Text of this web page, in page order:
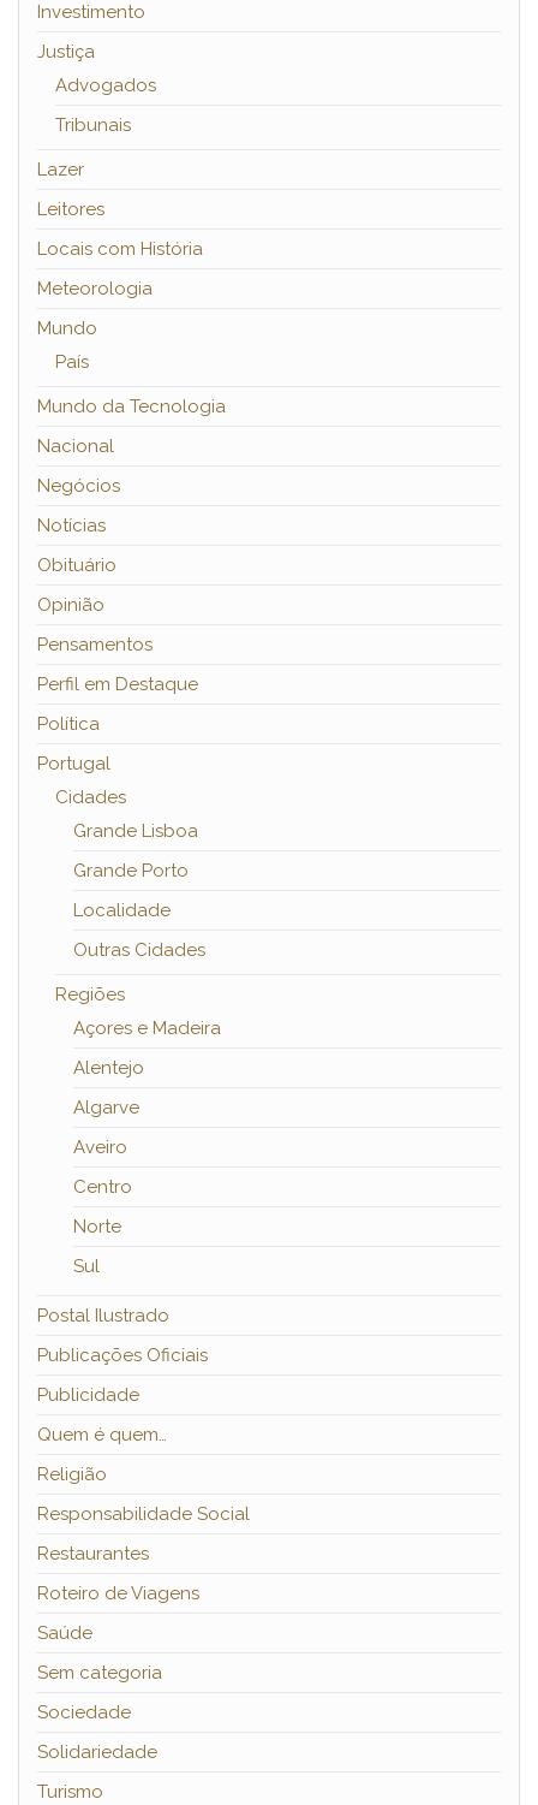
Investimento
Justiça
Advogados
Tribunais
Lazer
Leitores
Locais com História
Meteorologia
Mundo
País
Mundo da Tecnologia
Nacional
Negócios
Notícias
Obituário
Opinião
Pensamentos
Perfil em Destaque
Política
Portugal
Cidades
Grande Lisboa
Grande Porto
Localidade
Outras Cidades
Regiões
Açores e Madeira
Alentejo
Algarve
Aveiro
Centro
Norte
Sul
Postal Ilustrado
Publicações Oficiais
Publicidade
Quem é quem…
Religião
Responsabilidade Social
Restaurantes
Roteiro de Viagens
Saúde
Sem categoria
Sociedade
Solidariedade
Turismo